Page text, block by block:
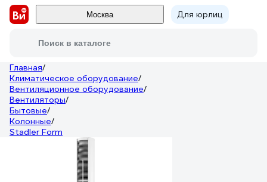
Москва Для юрлиц
Поиск в каталоге
Главная/
Климатическое оборудование/
Вентиляционное оборудование/
Вентиляторы/
Бытовые/
Колонные/
Stadler Form